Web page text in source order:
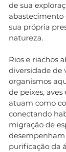
de sua
abastecimento
sua própria
natureza.
Rios e riachos
diversidade de
organismos
de peixes,
atuam como
conectando
migração de
purificação da